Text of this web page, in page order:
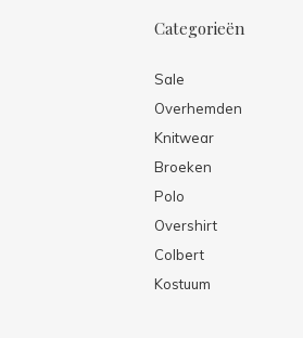
Categorieën
Sale
Overhemden
Knitwear
Broeken
Polo
Overshirt
Colbert
Kostuum